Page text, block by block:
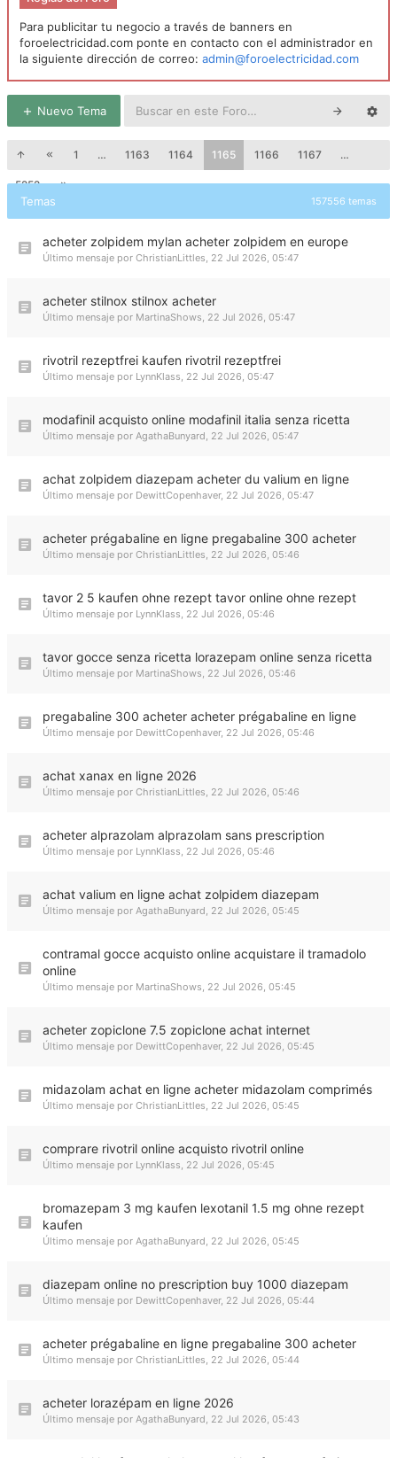
Para publicitar tu negocio a través de banners en
foroelectricidad.com ponte en contacto con el administrador en
la siguiente dirección de correo: admin@foroelectricidad.com
Nuevo Tema
1 … 1163 1164 1165 1166 1167 …
5252
Temas 157556 temas
acheter zolpidem mylan acheter zolpidem en europe
Último mensaje por ChristianLittles, 22 Jul 2026, 05:47
acheter stilnox stilnox acheter
Último mensaje por MartinaShows, 22 Jul 2026, 05:47
rivotril rezeptfrei kaufen rivotril rezeptfrei
Último mensaje por LynnKlass, 22 Jul 2026, 05:47
modafinil acquisto online modafinil italia senza ricetta
Último mensaje por AgathaBunyard, 22 Jul 2026, 05:47
achat zolpidem diazepam acheter du valium en ligne
Último mensaje por DewittCopenhaver, 22 Jul 2026, 05:47
acheter prégabaline en ligne pregabaline 300 acheter
Último mensaje por ChristianLittles, 22 Jul 2026, 05:46
tavor 2 5 kaufen ohne rezept tavor online ohne rezept
Último mensaje por LynnKlass, 22 Jul 2026, 05:46
tavor gocce senza ricetta lorazepam online senza ricetta
Último mensaje por MartinaShows, 22 Jul 2026, 05:46
pregabaline 300 acheter acheter prégabaline en ligne
Último mensaje por DewittCopenhaver, 22 Jul 2026, 05:46
achat xanax en ligne 2026
Último mensaje por ChristianLittles, 22 Jul 2026, 05:46
acheter alprazolam alprazolam sans prescription
Último mensaje por LynnKlass, 22 Jul 2026, 05:46
achat valium en ligne achat zolpidem diazepam
Último mensaje por AgathaBunyard, 22 Jul 2026, 05:45
contramal gocce acquisto online acquistare il tramadolo
online
Último mensaje por MartinaShows, 22 Jul 2026, 05:45
acheter zopiclone 7.5 zopiclone achat internet
Último mensaje por DewittCopenhaver, 22 Jul 2026, 05:45
midazolam achat en ligne acheter midazolam comprimés
Último mensaje por ChristianLittles, 22 Jul 2026, 05:45
comprare rivotril online acquisto rivotril online
Último mensaje por LynnKlass, 22 Jul 2026, 05:45
bromazepam 3 mg kaufen lexotanil 1.5 mg ohne rezept
kaufen
Último mensaje por AgathaBunyard, 22 Jul 2026, 05:45
diazepam online no prescription buy 1000 diazepam
Último mensaje por DewittCopenhaver, 22 Jul 2026, 05:44
acheter prégabaline en ligne pregabaline 300 acheter
Último mensaje por ChristianLittles, 22 Jul 2026, 05:44
acheter lorazépam en ligne 2026
Último mensaje por AgathaBunyard, 22 Jul 2026, 05:43